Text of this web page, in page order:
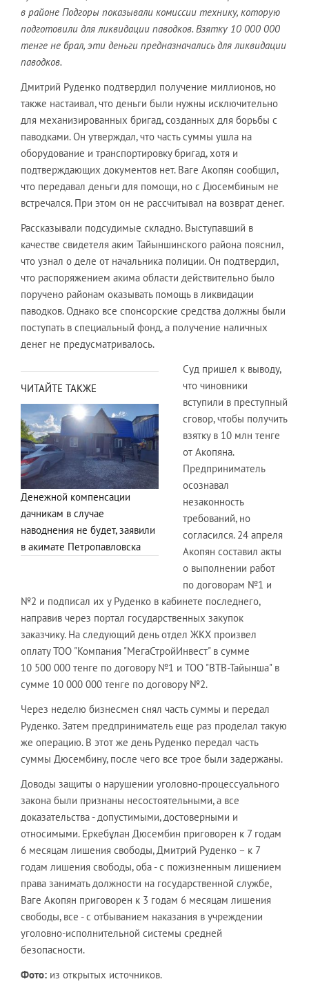
в районе Подгоры показывали комиссии технику, которую
подготовили для ликвидации паводков. Взятку 10 000 000
тенге не брал, эти деньги предназначались для ликвидации
паводков.
Дмитрий Руденко подтвердил получение миллионов, но
также настаивал, что деньги были нужны исключительно
для механизированных бригад, созданных для борьбы с
паводками. Он утверждал, что часть суммы ушла на
оборудование и транспортировку бригад, хотя и
подтверждающих документов нет. Ваге Акопян сообщил,
что передавал деньги для помощи, но с Дюсембиным не
встречался. При этом он не рассчитывал на возврат денег.
Рассказывали подсудимые складно. Выступавший в
качестве свидетеля аким Тайыншинского района пояснил,
что узнал о деле от начальника полиции. Он подтвердил,
что распоряжением акима области действительно было
поручено районам оказывать помощь в ликвидации
паводков. Однако все спонсорские средства должны были
поступать в специальный фонд, а получение наличных
денег не предусматривалось.
ЧИТАЙТЕ ТАКЖЕ
Денежной компенсации
дачникам в случае
наводнения не будет, заявили
в акимате Петропавловска
Суд пришел к выводу,
что чиновники
вступили в преступный
сговор, чтобы получить
взятку в 10 млн тенге
от Акопяна.
Предприниматель
осознавал
незаконность
требований, но
согласился. 24 апреля
Акопян составил акты
о выполнении работ
по договорам №1 и
№2 и подписал их у Руденко в кабинете последнего,
направив через портал государственных закупок
заказчику. На следующий день отдел ЖКХ произвел
оплату ТОО "Компания "МегаСтройИнвест" в сумме
10 500 000 тенге по договору №1 и ТОО "ВТВ-Тайынша" в
сумме 10 000 000 тенге по договору №2.
Через неделю бизнесмен снял часть суммы и передал
Руденко. Затем предприниматель еще раз проделал такую
же операцию. В этот же день Руденко передал часть
суммы Дюсембину, после чего все трое были задержаны.
Доводы защиты о нарушении уголовно-процессуального
закона были признаны несостоятельными, а все
доказательства - допустимыми, достоверными и
относимыми. Еркебұлан Дюсембин приговорен к 7 годам
6 месяцам лишения свободы, Дмитрий Руденко – к 7
годам лишения свободы, оба - с пожизненным лишением
права занимать должности на государственной службе,
Ваге Акопян приговорен к 3 годам 6 месяцам лишения
свободы, все - с отбыванием наказания в учреждении
уголовно-исполнительной системы средней
безопасности.
Фото: из открытых источников.